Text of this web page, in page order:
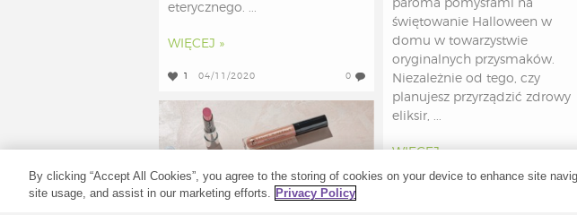
eterycznego. ...
WIĘCEJ »
1 04/11/2020 0
paroma pomysłami na
świętowanie Halloween w
domu w towarzystwie
oryginalnych przysmaków.
Niezależnie od tego, czy
planujesz przyrządzić zdrowy
eliksir, ...
WIĘCEJ »
0
By clicking “Accept All Cookies”, you agree to the storing of cookies on your device to enhance site
site usage, and assist in our marketing efforts. Privacy Policy